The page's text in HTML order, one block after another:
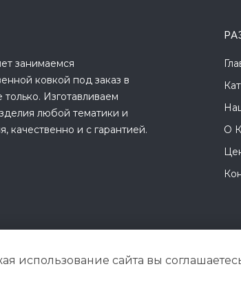
занимаемся
ковкой под заказ в
Изготавливаем
любой тематики и
качественно и с гарантией.
О
использование сайта вы